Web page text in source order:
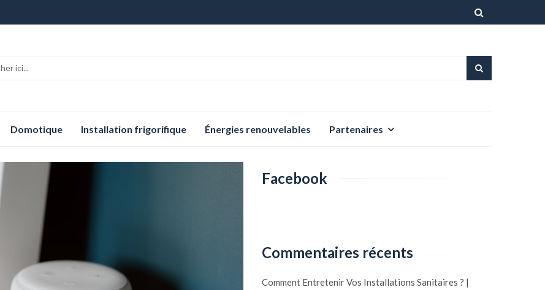
Aller
contenu
Domotique Installation frigorifique Énergies renouvelables Partenaires
Facebook
Commentaires récents
Comment Entretenir Vos Installations Sanitaires ? |